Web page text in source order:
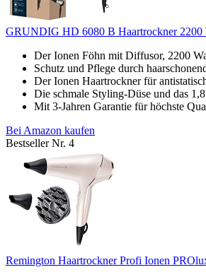
GRUNDIG HD 6080 B Haartrockner 2200
Der Ionen Föhn mit Diffusor, 2200
Schutz und Pflege durch
Der Ionen Haartrockner für
Die schmale Styling-Düse und das
Mit 3-Jahren Garantie für höchste
Bei Amazon kaufen
Bestseller Nr. 4
Remington Haartrockner Profi Ionen